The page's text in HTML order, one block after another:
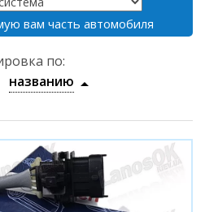
вам часть автомобиля
по:
названию